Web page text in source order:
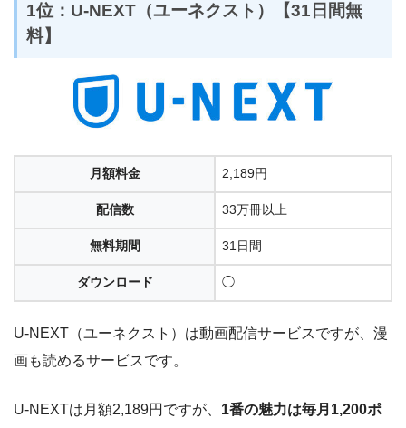
1位：U-NEXT（ユーネクスト）【31日間無
料】
月額料金 2,189円
配信数 33万冊以上
無料期間 31日間
ダウンロード ◯
U-NEXT（ユーネクスト）は動画配信サービスですが、漫
画も読めるサービスです。
U-NEXTは月額2,189円ですが、 1番の魅力は毎月1,200ポ